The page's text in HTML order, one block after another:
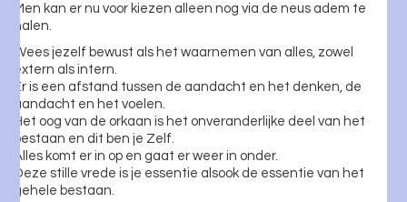
Men kan er nu voor kiezen alleen nog via de neus adem te
halen.
Wees jezelf bewust als het waarnemen van alles, zowel
extern als intern.
Er is een afstand tussen de aandacht en het denken, de
aandacht en het voelen.
Het oog van de orkaan is het onveranderlijke deel van het
bestaan en dit ben je Zelf.
Alles komt er in op en gaat er weer in onder.
Deze stille vrede is je essentie alsook de essentie van het
gehele bestaan.